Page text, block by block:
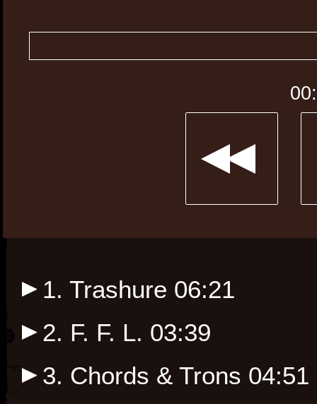
1. Trashure 06:21
2. F. F. L. 03:39
3. Chords & Trons 04:51